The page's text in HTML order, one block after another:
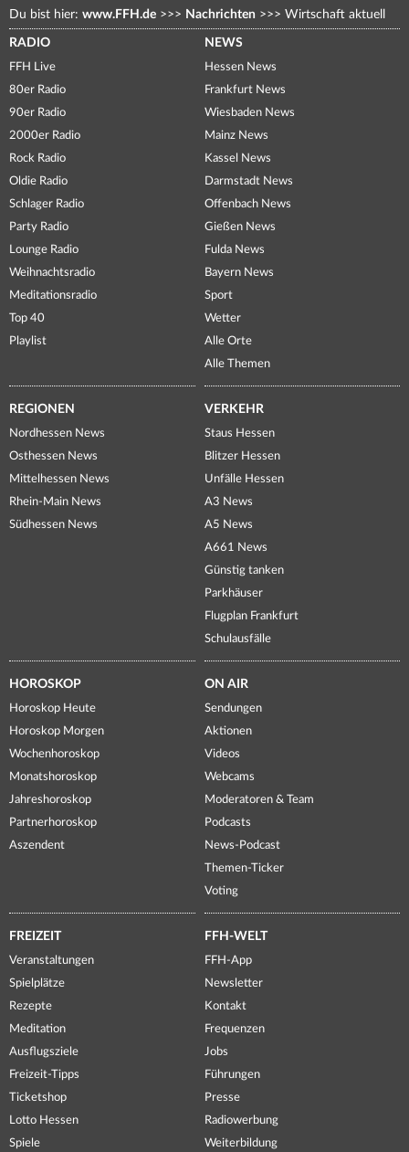
Du bist hier: www.FFH.de >>> Nachrichten >>> Wirtschaft aktuell
RADIO
FFH Live
80er Radio
90er Radio
2000er Radio
Rock Radio
Oldie Radio
Schlager Radio
Party Radio
Lounge Radio
Weihnachtsradio
Meditationsradio
Top 40
Playlist
NEWS
Hessen News
Frankfurt News
Wiesbaden News
Mainz News
Kassel News
Darmstadt News
Offenbach News
Gießen News
Fulda News
Bayern News
Sport
Wetter
Alle Orte
Alle Themen
REGIONEN
Nordhessen News
Osthessen News
Mittelhessen News
Rhein-Main News
Südhessen News
VERKEHR
Staus Hessen
Blitzer Hessen
Unfälle Hessen
A3 News
A5 News
A661 News
Günstig tanken
Parkhäuser
Flugplan Frankfurt
Schulausfälle
HOROSKOP
Horoskop Heute
Horoskop Morgen
Wochenhoroskop
Monatshoroskop
Jahreshoroskop
Partnerhoroskop
Aszendent
ON AIR
Sendungen
Aktionen
Videos
Webcams
Moderatoren & Team
Podcasts
News-Podcast
Themen-Ticker
Voting
FREIZEIT
Veranstaltungen
Spielplätze
Rezepte
Meditation
Ausflugsziele
Freizeit-Tipps
Ticketshop
Lotto Hessen
Spiele
FFH-WELT
FFH-App
Newsletter
Kontakt
Frequenzen
Jobs
Führungen
Presse
Radiowerbung
Weiterbildung